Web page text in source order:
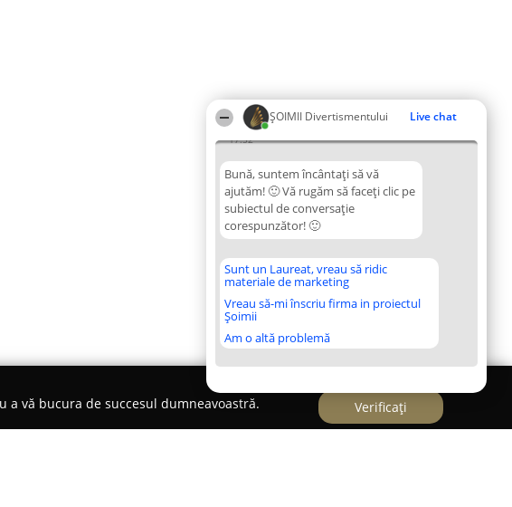
ŞOIMII Divertismentului Live chat
17:52
Bună, suntem încântați să vă
ajutăm! 🙂 Vă rugăm să faceți clic pe
subiectul de conversație
corespunzător! 🙂
Sunt un Laureat, vreau să ridic
materiale de marketing
Vreau să-mi înscriu firma in proiectul
Șoimii
Am o altă problemă
vă bucura de succesul dumneavoastră.
Verificați